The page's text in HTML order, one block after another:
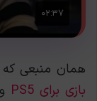
همان منبعی که
بازی برای PS5